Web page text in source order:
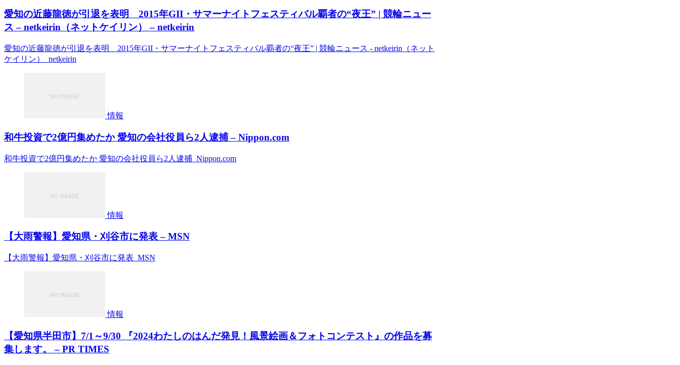
愛知の近藤龍徳が引退を表明 2015年GII・サマーナイトフェスティバル覇者の“夜王” | 競輪ニュー
ス – netkeirin（ネットケイリン） – netkeirin
愛知の近藤龍徳が引退を表明 2015年GII・サマーナイトフェスティバル覇者の“夜王” | 競輪ニュース - netkeirin（ネット
ケイリン） netkeirin
情報
和牛投資で2億円集めたか 愛知の会社役員ら2人逮捕 – Nippon.com
和牛投資で2億円集めたか 愛知の会社役員ら2人逮捕 Nippon.com
情報
【大雨警報】愛知県・刈谷市に発表 – MSN
【大雨警報】愛知県・刈谷市に発表 MSN
情報
【愛知県半田市】7/1～9/30 『2024わたしのはんだ発見！風景絵画＆フォトコンテスト』の作品を募
集します。 – PR TIMES